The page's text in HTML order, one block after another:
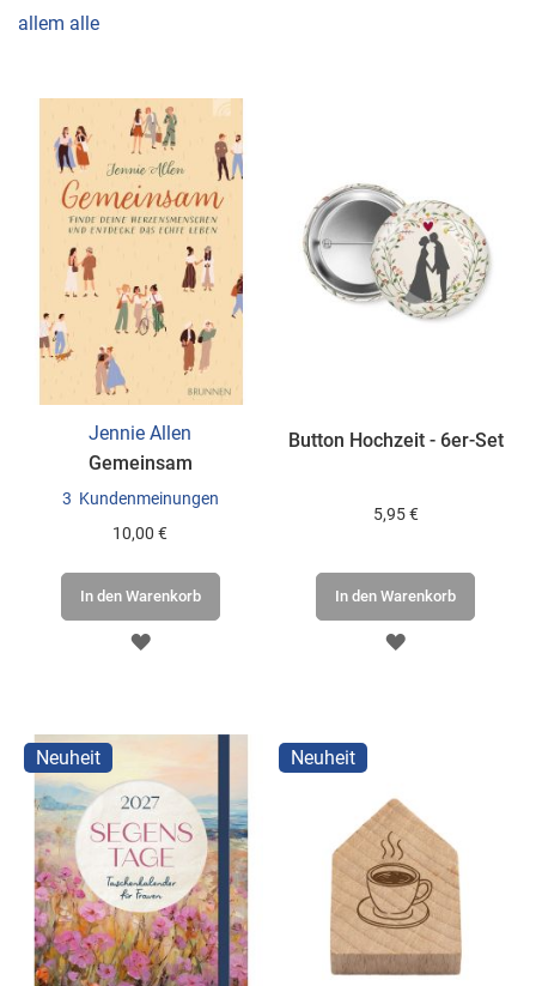
allem alle
Jennie Allen
Gemeinsam
3 Kundenmeinungen
10,00 €
In den Warenkorb
ZUR
Button Hochzeit - 6er-Set
5,95 €
In den Warenkorb
ZUR
Neuheit Neuheit